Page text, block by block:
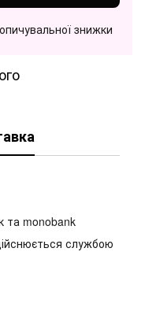
знижки
та monobank
службою